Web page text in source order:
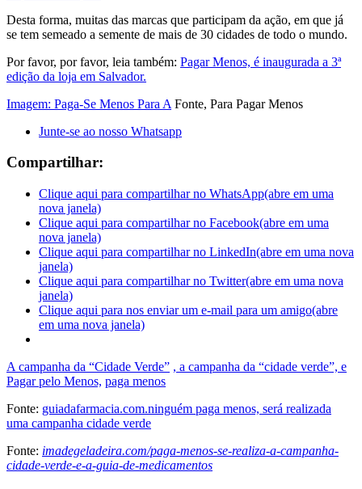
Desta forma, muitas das marcas que participam da ação, em que já
se tem semeado a semente de mais de 30 cidades de todo o mundo.
Por favor, por favor, leia também: Pagar Menos, é inaugurada a 3ª
edição da loja em Salvador.
Imagem: Paga-Se Menos Para A Fonte, Para Pagar Menos
Junte-se ao nosso Whatsapp
Compartilhar:
Clique aqui para compartilhar no WhatsApp(abre em uma
nova janela)
Clique aqui para compartilhar no Facebook(abre em uma
nova janela)
Clique aqui para compartilhar no LinkedIn(abre em uma nova
janela)
Clique aqui para compartilhar no Twitter(abre em uma nova
janela)
Clique aqui para nos enviar um e-mail para um amigo(abre
em uma nova janela)
A campanha da “Cidade Verde” , a campanha da “cidade verde”, e
Pagar pelo Menos, paga menos
Fonte: guiadafarmacia.com.ninguém paga menos, será realizada
uma campanha cidade verde
Fonte: imadegeladeira.com/paga-menos-se-realiza-a-campanha-
cidade-verde-e-a-guia-de-medicamentos